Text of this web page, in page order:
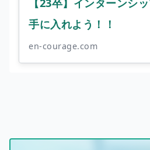
手に入れよう！！
en-courage.com